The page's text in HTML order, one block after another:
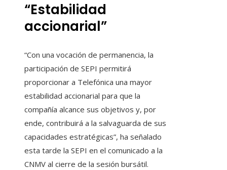
“Estabilidad
accionarial”
“Con una vocación de permanencia, la
participación de SEPI permitirá
proporcionar a Telefónica una mayor
estabilidad accionarial para que la
compañía alcance sus objetivos y, por
ende, contribuirá a la salvaguarda de sus
capacidades estratégicas”, ha señalado
esta tarde la SEPI en el comunicado a la
CNMV al cierre de la sesión bursátil.